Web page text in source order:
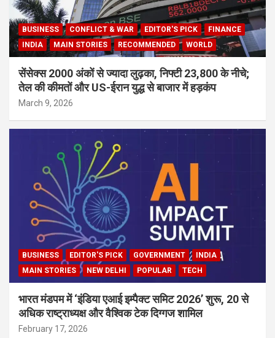
BUSINESS CONFLICT & WAR EDITOR'S PICK
FINANCE
INDIA
MAIN STORIES RECOMMENDED WORLD
सेंसेक्स 2000 अंकों से ज्यादा लुढ़का, निफ्टी 23,800 के नीचे;
तेल की कीमतों और US-ईरान युद्ध से बाजार में हड़कंप
March 9, 2026
BUSINESS EDITOR'S PICK GOVERNMENT
INDIA
MAIN STORIES
NEW DELHI POPULAR TECH
भारत मंडपम में ‘इंडिया एआई इम्पैक्ट समिट 2026’ शुरू, 20 से
अधिक राष्ट्राध्यक्ष और वैश्विक टेक दिग्गज शामिल
February 17, 2026